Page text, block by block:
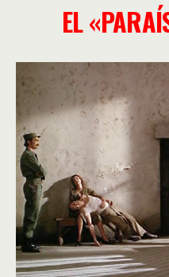
EL